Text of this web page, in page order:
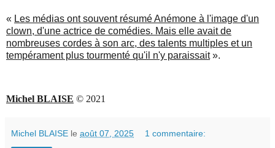
« Les médias ont souvent résumé Anémone à l'image d'un
clown, d'une actrice de comédies. Mais elle avait de
nombreuses cordes à son arc, des talents multiples et un
tempérament plus tourmenté qu'il n'y paraissait».
Michel BLAISE © 2021
Michel BLAISE le août 07, 2025 1 commentaire: